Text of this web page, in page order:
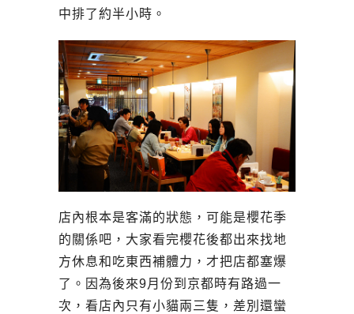
中排了約半小時。
店內根本是客滿的狀態，可能是櫻花季
的關係吧，大家看完櫻花後都出來找地
方休息和吃東西補體力，才把店都塞爆
了。因為後來9月份到京都時有路過一
次，看店內只有小貓兩三隻，差別還蠻